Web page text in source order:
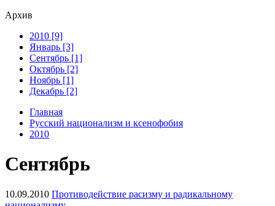
Архив
2010 [9]
Январь [3]
Сентябрь [1]
Октябрь [2]
Ноябрь [1]
Декабрь [2]
Главная
Русский национализм и ксенофобия
2010
Сентябрь
10.09.2010 Противодействие расизму и радикальному